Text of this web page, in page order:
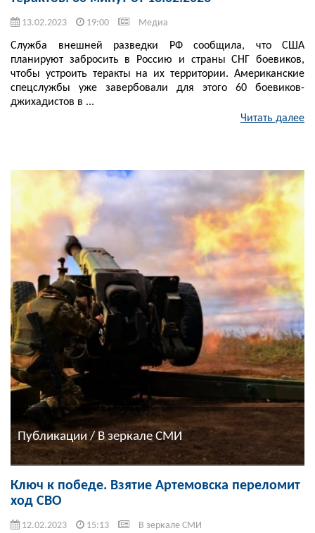
13.02.2023 19:00 Медиа
Служба внешней разведки РФ сообщила, что США
планируют забросить в Россию и страны СНГ боевиков,
чтобы устроить теракты на их территории. Американские
спецслужбы уже завербовали для этого 60 боевиков-
джихадистов в ...
Читать далее
Публикации / В зеркале СМИ
Ключ к победе. Взятие Артемовска переломит
ход СВО
12.02.2023 15:13 В зеркале СМИ